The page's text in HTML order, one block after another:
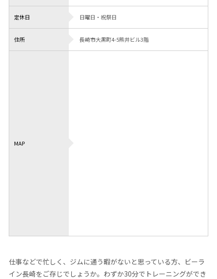
定休日 日曜日・祝祭日
住所 長崎市大黒町4-5熊井ビル3階
MAP
仕事などで忙しく、ジムに通う暇がないと思っている方、ビーラ
イン長崎をご存じでしょうか。わずか30分でトレーニングができ